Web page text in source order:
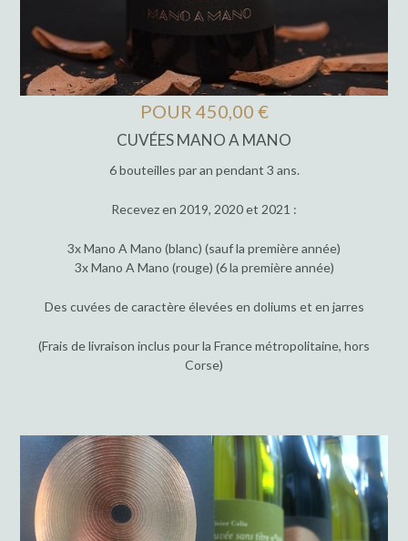
POUR 450,00 €
CUVÉES MANO A MANO
6 bouteilles par an pendant 3 ans.
Recevez en 2019, 2020 et 2021 :
3x Mano A Mano (blanc) (sauf la première année)
3x Mano A Mano (rouge) (6 la première année)
Des cuvées de caractère élevées en doliums et en jarres
(Frais de livraison inclus pour la France métropolitaine, hors
Corse)